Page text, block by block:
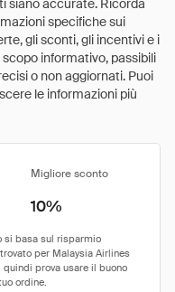
siano accurate. Ricorda
specifiche sui
gli sconti, gli incentivi e i
informativo, passibili
o non aggiornati. Puoi
le informazioni più
Migliore sconto
10%